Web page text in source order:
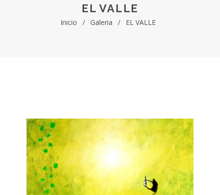
EL VALLE
Inicio / Galeria / EL VALLE